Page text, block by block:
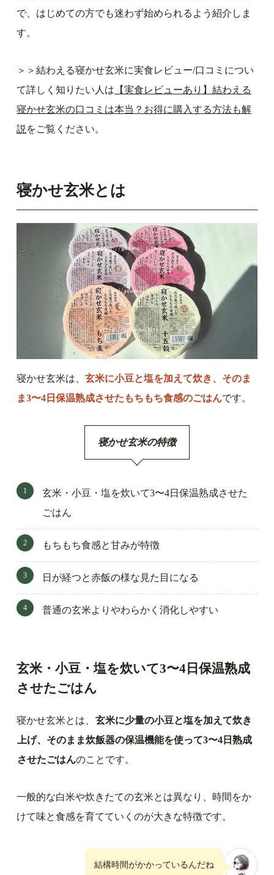
で、はじめての方でも迷わず始められるよう紹介しま
す。
＞＞結わえる寝かせ玄米に実食レビュー/口コミについ
て詳しく知りたい人は 【実食レビューあり】結わえる
寝かせ玄米の口コミは本当？お得に購入する方法も解
説 をご覧ください。
寝かせ玄米とは
寝かせ玄米は、玄米に小豆と塩を加えて炊き、そのま
ま3〜4日保温熟成させたもちもち食感のごはんです。
寝かせ玄米の特徴
玄米・小豆・塩を炊いて3〜4日保温熟成させた
ごはん
もちもち食感と甘みが特徴
日が経つと赤飯の様な見た目になる
普通の玄米よりやわらかく消化しやすい
玄米・小豆・塩を炊いて3〜4日保温熟成
させたごはん
寝かせ玄米とは、 玄米に少量の小豆と塩を加えて炊き
上げ、そのまま炊飯器の保温機能を使って3〜4日熟成
させたごはんのことです。
一般的な白米や炊きたての玄米とは異なり、時間をか
けて味と食感を育てていくのが大きな特徴です。
結構時間がかかっているんだね